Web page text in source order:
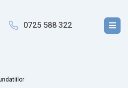
0725 588 322